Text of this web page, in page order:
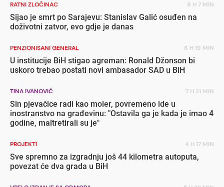
RATNI ZLOČINAC 8 H 7 MIN
Sijao je smrt po Sarajevu: Stanislav Galić osuđen na
doživotni zatvor, evo gdje je danas
PENZIONISANI GENERAL 6 H 19 MIN
U institucije BiH stigao agreman: Ronald Džonson bi
uskoro trebao postati novi ambasador SAD u BiH
TINA IVANOVIĆ 7 H 21 MIN
Sin pjevačice radi kao moler, povremeno ide u
inostranstvo na građevinu: "Ostavila ga je kada je imao 4
godine, maltretirali su je"
PROJEKTI 4 H 17 MIN
Sve spremno za izgradnju još 44 kilometra autoputa,
povezat će dva grada u BiH